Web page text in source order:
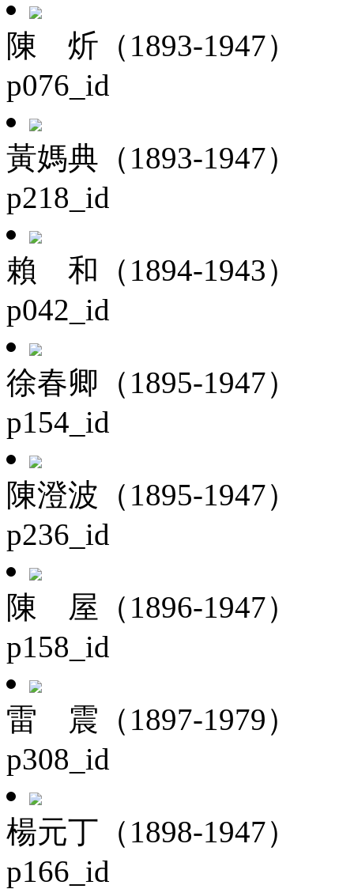
陳 炘（1893-1947）
p076_id
黃媽典（1893-1947）
p218_id
賴 和（1894-1943）
p042_id
徐春卿（1895-1947）
p154_id
陳澄波（1895-1947）
p236_id
陳 屋（1896-1947）
p158_id
雷 震（1897-1979）
p308_id
楊元丁（1898-1947）
p166_id